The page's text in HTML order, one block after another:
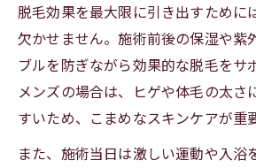
脱毛効果を最大限に引き出すために
欠かせません。施術前後の保湿や紫
ブルを防ぎながら効果的な脱毛をサ
メンズの場合は、ヒゲや体毛の太さ
すいため、こまめなスキンケアが重
また、施術当日は激しい運動や入浴